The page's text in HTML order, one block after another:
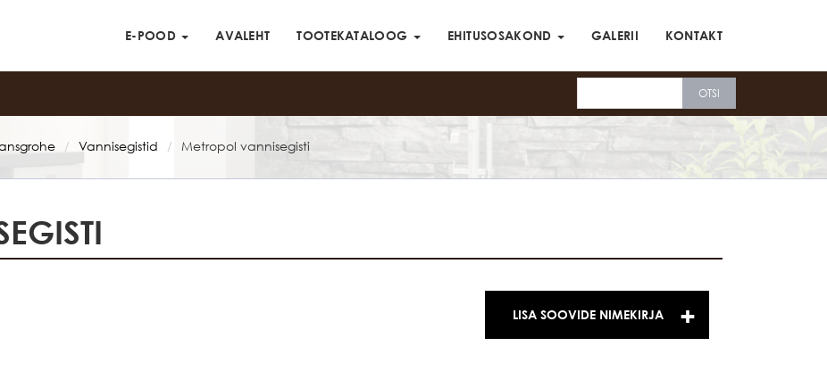
E-POOD AVALEHT TOOTEKATALOOG EHITUSOSAKOND GALERII KONTAKT
/ Vannisegistid / Metropol vannisegisti
LISA SOOVIDE NIMEKIRJA